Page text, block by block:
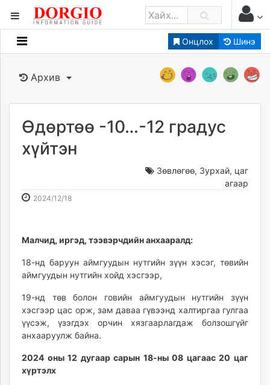
Онцлох Шинэ
Мэдээллийн
Банк санхүү
Бизнес ААН
Төрийн
Нийслэлийн
Gogo.mn
caak.mn
zindaa.mn
tovch.mn
ikon.mn
mnb.mn
Livetv.mn
Eguur.mn
24tsag.mn
shuud.mn
eagle.mn
Архив
Өдөртөө -10…-12 градус
хүйтэн
Зөвлөгөө, Зурхай, цаг
агаар
2024/12/182024-
08:56:10
2026-
06:14:04
Малчид, иргэд, тээвэрчдийн анхааралд:
18-нд баруун аймгуудын нутгийн зүүн хэсэг, төвийн
аймгуудын нутгийн хойд хэсгээр,
19-нд төв болон говийн аймгуудын нутгийн зүүн
хэсгээр цас орж, зам даваа гүвээнд халтиргаа гулгаа
үүсэж, үзэгдэх орчин хязгаарлагдаж болзошгүйг
анхааруулж байна.
2024 оны 12 дугаар сарын 18-ны 08 цагаас 20 цаг
хүртэлх